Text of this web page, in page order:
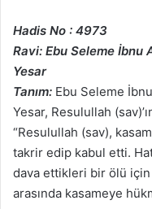
Hadis No : 4973
Ravi: Ebu Seleme İbnu
Yesar
Tanım: Ebu Seleme
Yesar, Resulullah
“Resulullah (sav),
takrir edip kabul etti.
dava ettikleri bir ölü için
arasında kasameye